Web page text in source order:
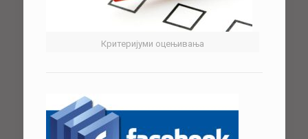
Критеријуми оцењивања